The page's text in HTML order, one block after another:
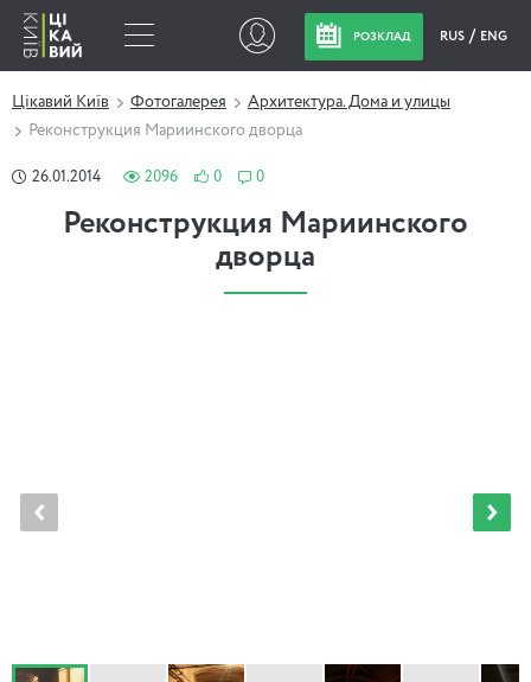
РОЗКЛАД RUS ENG
Цікавий Київ Фотогалерея
Архитектура. Дома и улицы
Реконструкция Мариинского дворца
26.01.2014 2096 0 0
Реконструкция Мариинского
дворца